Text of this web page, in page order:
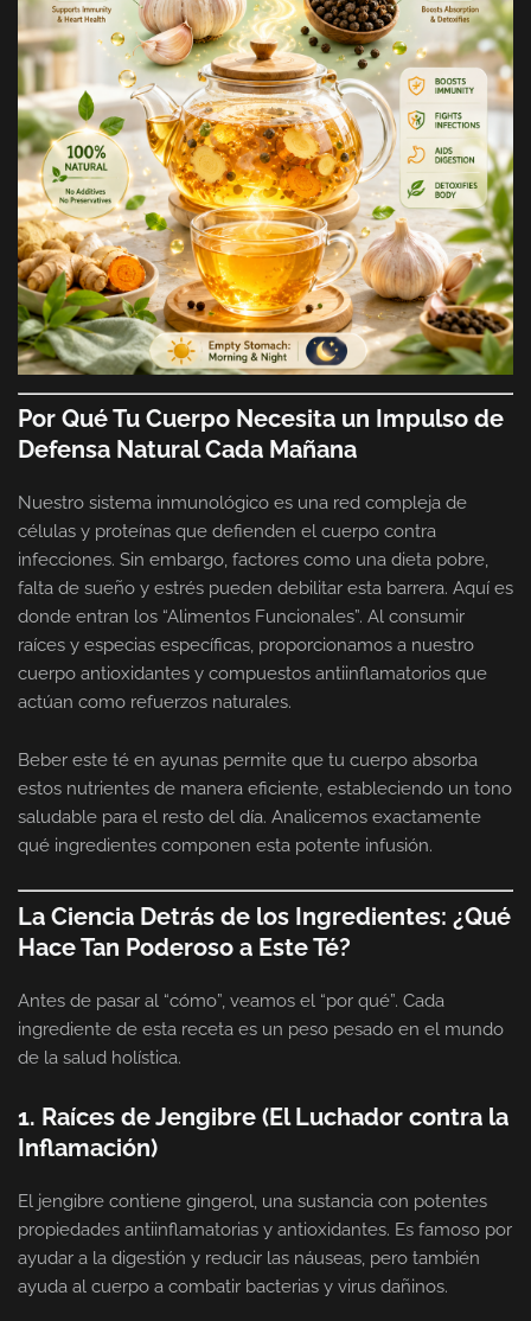
Por Qué Tu Cuerpo Necesita un Impulso de
Defensa Natural Cada Mañana
Nuestro sistema inmunológico es una red compleja de
células y proteínas que defienden el cuerpo contra
infecciones. Sin embargo, factores como una dieta pobre,
falta de sueño y estrés pueden debilitar esta barrera. Aquí es
donde entran los “Alimentos Funcionales”. Al consumir
raíces y especias específicas, proporcionamos a nuestro
cuerpo antioxidantes y compuestos antiinflamatorios que
actúan como refuerzos naturales.
Beber este té en ayunas permite que tu cuerpo absorba
estos nutrientes de manera eficiente, estableciendo un tono
saludable para el resto del día. Analicemos exactamente
qué ingredientes componen esta potente infusión.
La Ciencia Detrás de los Ingredientes: ¿Qué
Hace Tan Poderoso a Este Té?
Antes de pasar al “cómo”, veamos el “por qué”. Cada
ingrediente de esta receta es un peso pesado en el mundo
de la salud holística.
1. Raíces de Jengibre (El Luchador contra la
Inflamación)
El jengibre contiene gingerol, una sustancia con potentes
propiedades antiinflamatorias y antioxidantes. Es famoso por
ayudar a la digestión y reducir las náuseas, pero también
ayuda al cuerpo a combatir bacterias y virus dañinos.